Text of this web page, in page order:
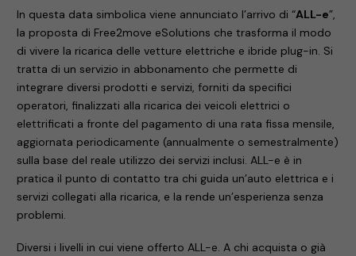
In questa data simbolica viene annunciato l’arrivo di “ALL-e”,
la proposta di Free2move eSolutions che trasforma il modo
di vivere la ricarica delle vetture elettriche e ibride plug-in. Si
tratta di un servizio in abbonamento che permette di
integrare diversi prodotti e servizi, forniti da specifici
operatori, finalizzati alla ricarica dei veicoli elettrici o
elettrificati a fronte del pagamento di una rata fissa mensile,
aggiornata periodicamente (annualmente o semestralmente)
sulla base del reale utilizzo dei servizi inclusi. ALL-e è in
pratica il punto di contatto tra chi guida un’auto elettrica e i
servizi collegati alla ricarica, e la rende un’esperienza senza
problemi.
Diversi i livelli in cui viene offerto ALL-e. A chi acquista o già